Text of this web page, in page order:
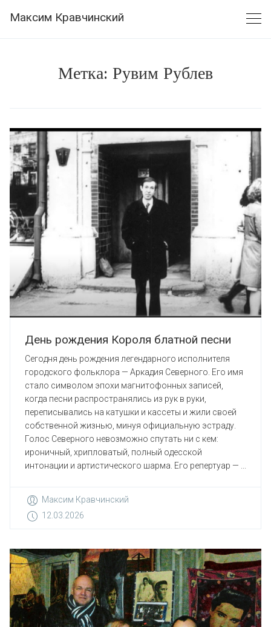
Максим Кравчинский
Метка: Рувим Рублев
День рождения Короля блатной песни
Сегодня день рождения легендарного исполнителя
городского фольклора — Аркадия Северного. Его имя
стало символом эпохи магнитофонных записей,
когда песни распространялись из рук в руки,
переписывались на катушки и кассеты и жили своей
собственной жизнью, минуя официальную эстраду.
Голос Северного невозможно спутать ни с кем:
ироничный, хрипловатый, полный одесской
интонации и артистического шарма. Его репертуар — ...
Максим Кравчинский
12.03.2026